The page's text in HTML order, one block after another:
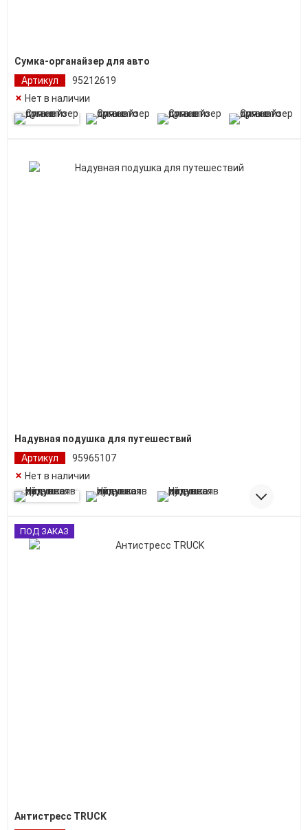
Сумка-органайзер для авто
Артикул
95212619
Нет в наличии
Надувная подушка для путешествий
Артикул
95965107
Нет в наличии
ПОД ЗАКАЗ
Антистресс ТRUCK